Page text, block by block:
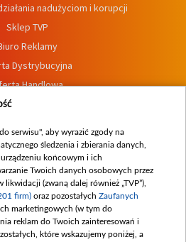
nadużyciom i korupcji
Sklep TVP
Reklamy
Dystrybucyjna
Handlowa
Dostępność
wewnętrznych
serwisu", aby wyrazić zgody na
śledzenia i zbierania danych,
końcowym i ich
Twoich danych osobowych przez
likwidacji (zwaną dalej również „TVP”),
firm) oraz pozostałych Zaufanych
marketingowych (w tym do
reklam do Twoich zainteresowań i
które wskazujemy poniżej, a